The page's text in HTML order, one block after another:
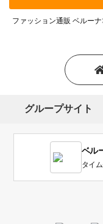
ファッション通販 ベルーナ
グループサイト
ベル
タイ